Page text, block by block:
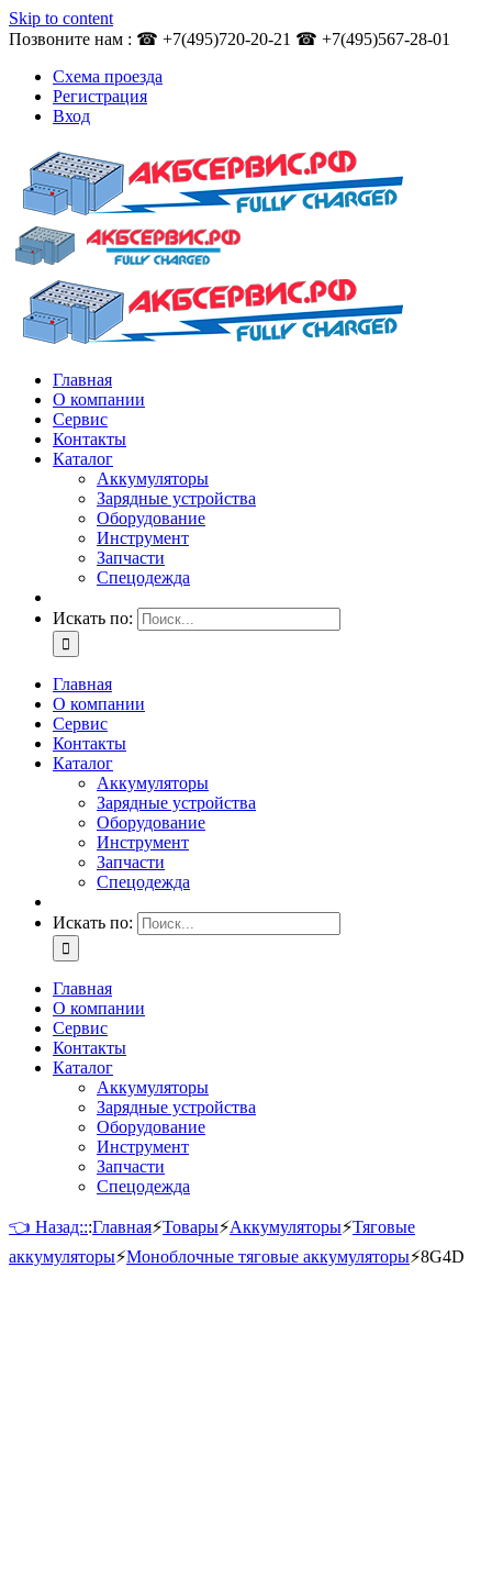
Skip to content
Позвоните нам : ☎ +7(495)720-20-21 ☎ +7(495)567-28-01
Схема проезда
Регистрация
Вход
Главная
О компании
Сервис
Контакты
Каталог
Аккумуляторы
Зарядные устройства
Оборудование
Инструмент
Запчасти
Спецодежда
Искать по:
Главная
О компании
Сервис
Контакты
Каталог
Аккумуляторы
Зарядные устройства
Оборудование
Инструмент
Запчасти
Спецодежда
Искать по:
Главная
О компании
Сервис
Контакты
Каталог
Аккумуляторы
Зарядные устройства
Оборудование
Инструмент
Запчасти
Спецодежда
👈 Назад:::Главная⚡Товары⚡Аккумуляторы⚡Тяговые
аккумуляторы⚡Моноблочные тяговые аккумуляторы⚡8G4D